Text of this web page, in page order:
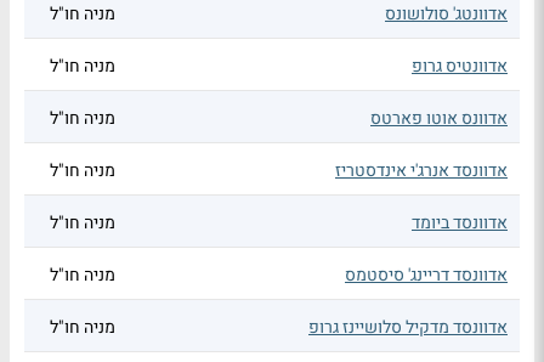
אדוונטג' סולושונס מניה חו"ל
אדוונטיס גרופ מניה חו"ל
אדוונס אוטו פארטס מניה חו"ל
אדוונסד אנרג'י אינדסטריז מניה חו"ל
אדוונסד ביומד מניה חו"ל
אדוונסד דריינג' סיסטמס מניה חו"ל
אדוונסד מדקיל סלושיינז גרופ מניה חו"ל